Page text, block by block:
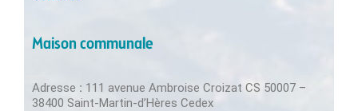
Maison communale
Adresse : 111 avenue Ambroise Croizat CS 50007 –
38400 Saint-Martin-d’Hères Cedex